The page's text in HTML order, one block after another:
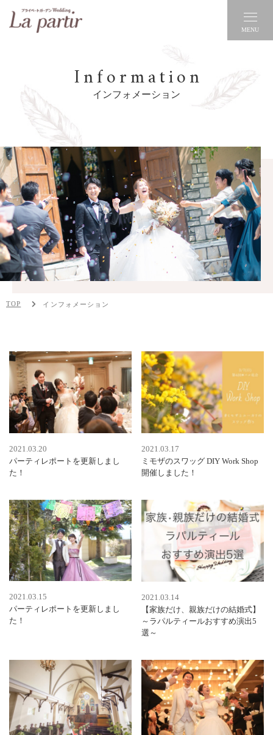
MENU
Information
インフォメーション
TOP インフォメーション
2021.03.20
パーティレポートを更新しまし
た！
2021.03.17
ミモザのスワッグ DIY Work Shop
開催しました！
2021.03.15
パーティレポートを更新しまし
た！
2021.03.14
【家族だけ、親族だけの結婚式】
～ラパルティールおすすめ演出5
選～